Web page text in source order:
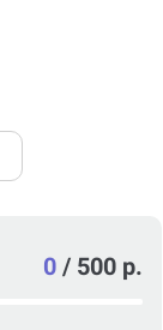
0 / 500 р.